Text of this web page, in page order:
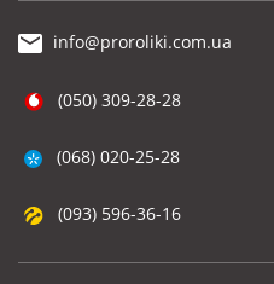
info@proroliki.com.ua
(050) 309-28-28
(068) 020-25-28
(093) 596-36-16